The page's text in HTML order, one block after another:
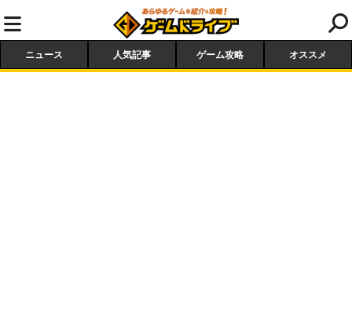
ニュース 人気記事 ゲーム攻略 オススメ